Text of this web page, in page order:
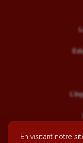
En visitant notre